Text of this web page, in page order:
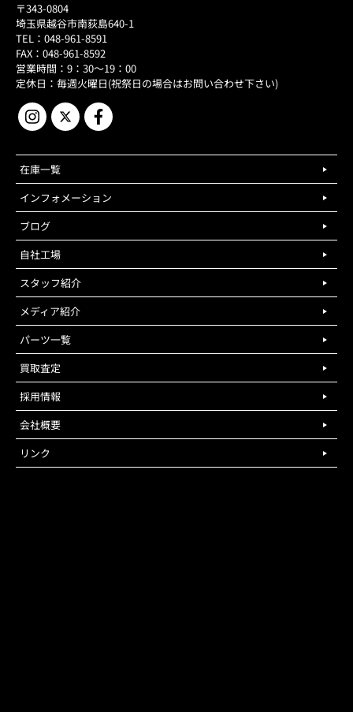
〒343-0804
埼玉県越谷市南荻島640-1
TEL：048-961-8591
FAX：048-961-8592
営業時間：9：30～19：00
定休日：毎週火曜日(祝祭日の場合はお問い合わせ下さい)
在庫一覧
インフォメーション
ブログ
自社工場
スタッフ紹介
メディア紹介
パーツ一覧
買取査定
採用情報
会社概要
リンク